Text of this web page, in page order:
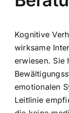
Kognitive
wirksame
erwiesen. Sie
emotionalen
Leitlinie